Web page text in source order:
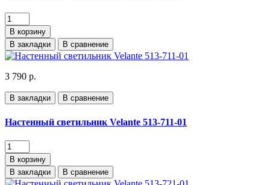
В корзину
В закладки
В сравнение
3 790 р.
В закладки В сравнение
Настенный светильник Velante 513-711-01
В корзину
В закладки
В сравнение